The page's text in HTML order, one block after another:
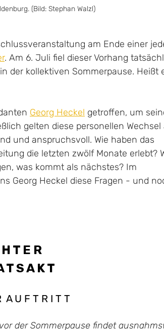
(Bild: Stephan Walzl)
am Ende einer
. Am 6. Juli fiel dieser Vorhang
der kollektiven Sommerpause. Heißt
Georg Heckel getroffen, um
gelten diese personellen Wechsel
und anspruchsvoll. Wie haben das
die letzten zwölf Monate erlebt?
was kommt als nächstes? Im
Georg Heckel diese Fragen - und
T E R
T S A K T
A U F T R I T T
der Sommerpause findet